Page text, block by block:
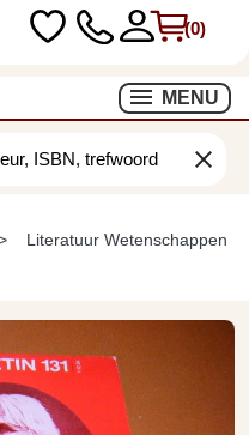
(0)
MENU
clear
Literatuur Wetenschappen